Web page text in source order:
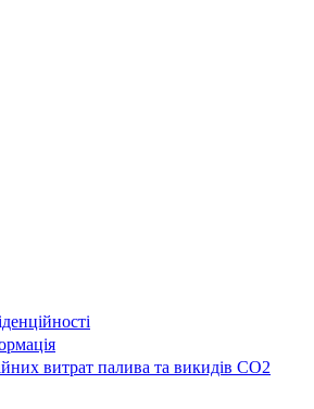
витрат палива та викидів СО2